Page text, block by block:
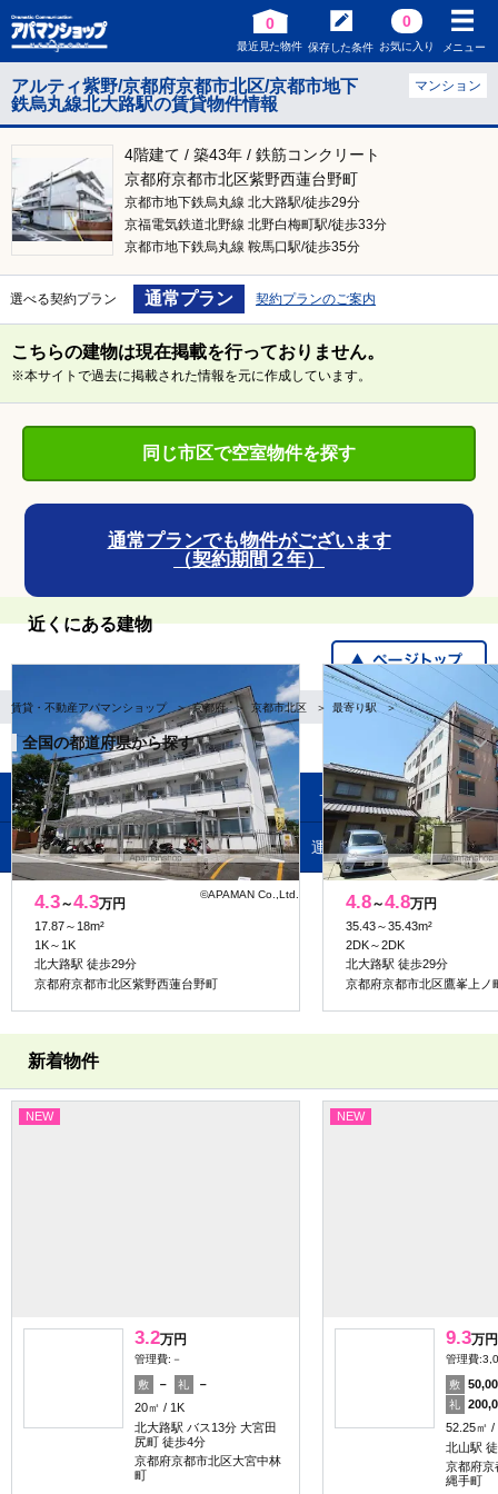
0
最近見た物件 保存した条件
0
お気に入り メニュー
アルティ紫野/京都府京都市北区/京都市地下
鉄烏丸線北大路駅の賃貸物件情報
マンション
4階建て / 築43年 / 鉄筋コンクリート
京都府京都市北区紫野西蓮台野町
京都市地下鉄烏丸線 北大路駅/徒歩29分
京福電気鉄道北野線 北野白梅町駅/徒歩33分
京都市地下鉄烏丸線 鞍馬口駅/徒歩35分
選べる契約プラン 通常プラン 契約プランのご案内
こちらの建物は現在掲載を行っておりません。
※本サイトで過去に掲載された情報を元に作成しています。
同じ市区で空室物件を探す
通常プランでも物件がございます
（契約期間２年）
近くにある建物
4.3～4.3万円
17.87～18m²
1K～1K
北大路駅 徒歩29分
京都府京都市北区紫野西蓮台野町
4.8～4.8万円
35.43～35.43m²
2DK～2DK
北大路駅 徒歩29分
京都府京都市北区鷹峯上ノ
新着物件
NEW
3.2万円
管理費:－
敷 － 礼
－
20㎡
1K
北大路駅 バス13分 大宮田
尻町 徒歩4分
京都府京都市北区大宮中林
町
NEW
9.3万円
管理費
敷
礼
52.25㎡
北山駅
京都府京
縄手町
賃貸・不動産アパマンショップ 京都府 京都市北区 最寄り駅 アルティ紫野
全国の都道府県から探す
企業・IR情報 サイトポリシー
プライバシーポリシー 運営会社について
©APAMAN Co.,Ltd.